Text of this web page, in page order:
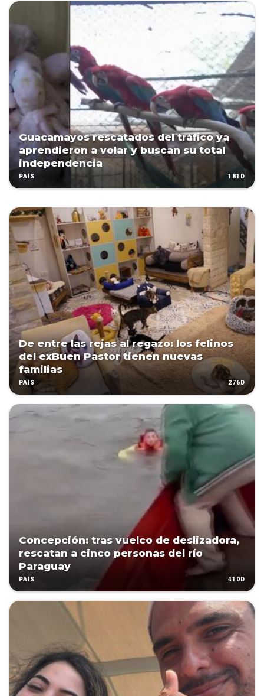
Guacamayos rescatados del tráfico ya
aprendieron a volar y buscan su total
independencia
PAÍS 181D
De entre las rejas al regazo: los felinos
del exBuen Pastor tienen nuevas
familias
PAÍS 276D
Concepción: tras vuelco de deslizadora,
rescatan a cinco personas del río
Paraguay
PAÍS 410D